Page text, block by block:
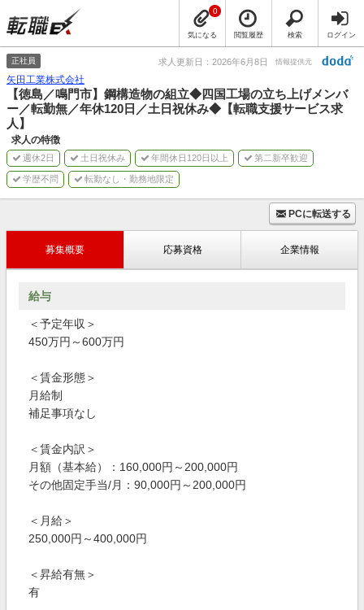
気になる
0
閲覧履歴 検索 ログイン
正社員 求人更新日：2026年6月8日 情報提供元
矢田工業株式会社
【徳島／鳴門市】鋼構造物の組立◆四国工場の立ち上げメンバ
ー／転勤無／年休120日／土日祝休み◆【転職支援サービス求
人】
求人の特徴
週休2日 土日祝休み 年間休日120日以上 第二新卒歓迎
学歴不問 転勤なし・勤務地限定
PCに転送する
募集概要 応募資格 企業情報
給与
＜予定年収＞
450万円～600万円
＜賃金形態＞
月給制
補足事項なし
＜賃金内訳＞
月額（基本給）：160,000円～200,000円
その他固定手当/月：90,000円～200,000円
＜月給＞
250,000円～400,000円
＜昇給有無＞
有